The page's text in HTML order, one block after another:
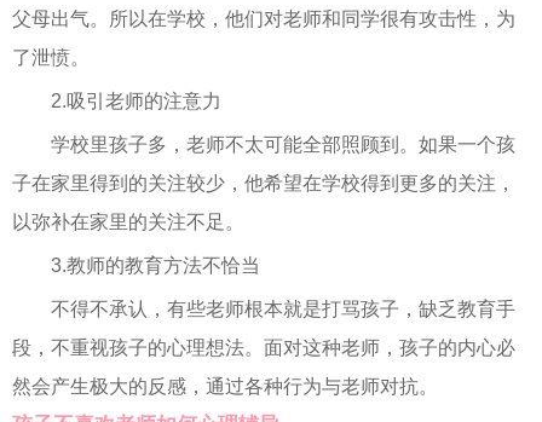
父母出气。所以在学校，他们对老师和同学很有攻击性，为
了泄愤。
2.吸引老师的注意力
学校里孩子多，老师不太可能全部照顾到。如果一个孩
子在家里得到的关注较少，他希望在学校得到更多的关注，
以弥补在家里的关注不足。
3.教师的教育方法不恰当
不得不承认，有些老师根本就是打骂孩子，缺乏教育手
段，不重视孩子的心理想法。面对这种老师，孩子的内心必
然会产生极大的反感，通过各种行为与老师对抗。